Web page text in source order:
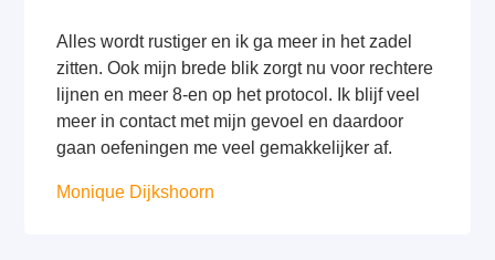
Alles wordt rustiger en ik ga meer in het zadel
zitten. Ook mijn brede blik zorgt nu voor rechtere
lijnen en meer 8-en op het protocol. Ik blijf veel
meer in contact met mijn gevoel en daardoor
gaan oefeningen me veel gemakkelijker af.
Monique Dijkshoorn